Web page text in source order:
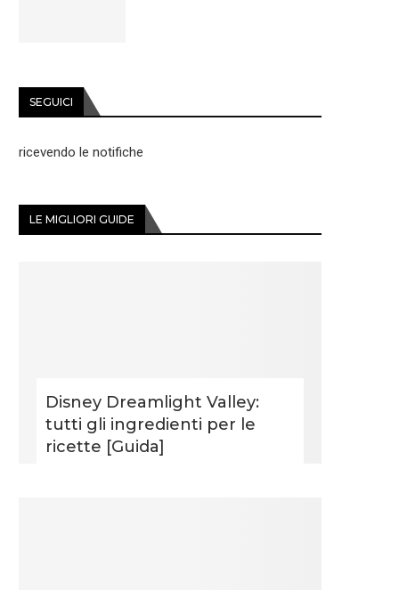
SEGUICI
ricevendo le notifiche
LE MIGLIORI GUIDE
Disney Dreamlight Valley:
tutti gli ingredienti per le
ricette [Guida]